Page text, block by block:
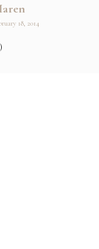
18, 2014